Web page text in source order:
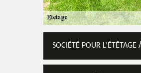
SOCIÉTÉ POUR